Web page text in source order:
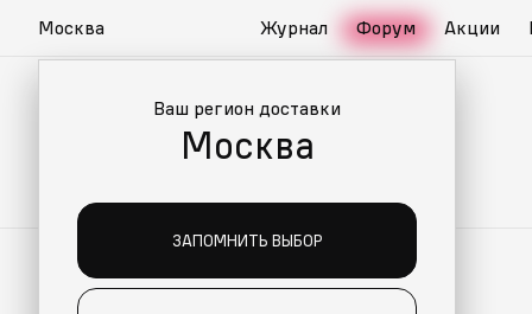
Москва
Ваш регион доставки
Москва
ЗАПОМНИТЬ ВЫБОР
Журнал Форум Акции